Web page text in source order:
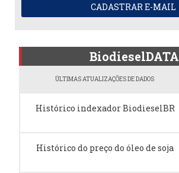
CADASTRAR E-MAIL
BiodieselDATA
ÚLTIMAS ATUALIZAÇÕES DE DADOS
Histórico indexador BiodieselBR
Histórico do preço do óleo de soja